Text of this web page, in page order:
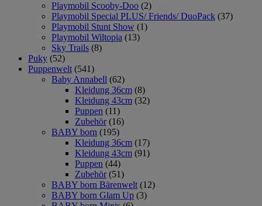
Playmobil Scooby-Doo (2)
Playmobil Special PLUS/ Friends/ DuoPack (37)
Playmobil Stunt Show (1)
Playmobil Wiltopia (13)
Sky Trails (8)
Puky (52)
Puppenwelt (541)
Baby Annabell (62)
Kleidung 36cm (8)
Kleidung 43cm (32)
Puppen (11)
Zubehör (16)
BABY born (195)
Kleidung 36cm (17)
Kleidung 43cm (91)
Puppen (44)
Zubehör (51)
BABY born Bärenwelt (12)
BABY born Glam Up (3)